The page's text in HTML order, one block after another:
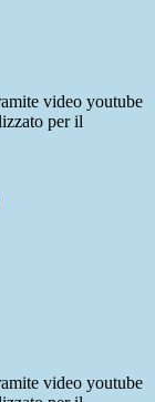
video youtube
per il
video youtube